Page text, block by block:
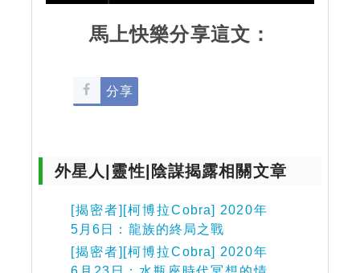
馬上快樂分享這文：
分享
外星人|靈性|陰謀揭露相關文章
[揭密者][柯博拉Cobra] 2020年
5月6日：龍族的終局之戰
[揭密者][柯博拉Cobra] 2020年